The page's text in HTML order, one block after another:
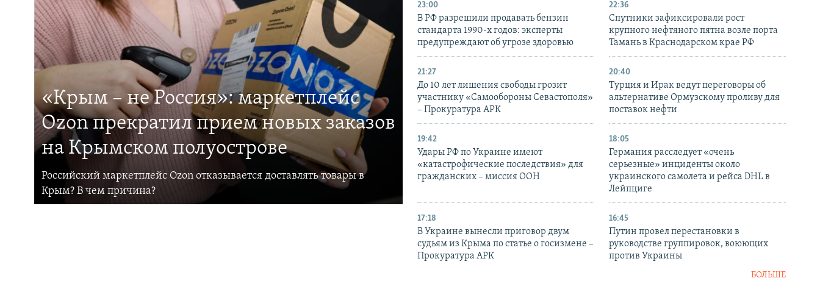
«Крым – не Россия»: маркетплейс
Ozon прекратил прием новых заказов
на Крымском полуострове
Российский маркетплейс Ozon отказывается доставлять товары в
Крым? В чем причина?
23:00
В РФ разрешили продавать бензин
стандарта 1990-х годов: эксперты
предупреждают об угрозе здоровью
22:36
Спутники зафиксировали рост
крупного нефтяного пятна возле порта
Тамань в Краснодарском крае РФ
21:27
До 10 лет лишения свободы грозит
участнику «Самообороны Севастополя»
– Прокуратура АРК
20:40
Турция и Ирак ведут переговоры об
альтернативе Ормузскому проливу для
поставок нефти
19:42
Удары РФ по Украине имеют
«катастрофические последствия» для
гражданских – миссия ООН
18:05
Германия расследует «очень
серьезные» инциденты около
украинского самолета и рейса DHL в
Лейпциге
17:18
В Украине вынесли приговор двум
судьям из Крыма по статье о госизмене –
Прокуратура АРК
16:45
Путин провел перестановки в
руководстве группировок, воюющих
против Украины
БОЛЬШЕ